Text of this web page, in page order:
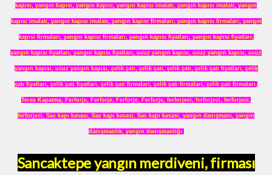
kapısı, yangın kapısı, yangın kapısı, yangın kapısı imalatı, yangın kapısı imalatı, yangın
kapısı imalatı, yangın kapısı imalatı, yangın kapısı firmaları, yangın kapısı firmaları, yangın
kapısı firmaları, yangın kapısı firmaları, yangın kapısı fiyatları, yangın kapısı fiyatları,
yangın kapısı fiyatları, yangın kapısı fiyatları, ucuz yangın kapısı, ucuz yangın kapısı, ucuz
yangın kapısı, ucuz yangın kapısı, çelik çatı, çelik çatı, çelik çatı, çelik çatı fiyatları, çelik
çatı fiyatları, çelik çatı fiyatları, çelik çatı firmaları, çelik çatı firmaları, çelik çatı firmaları,
Teras Kapatma, Ferforje, Ferforje, Ferforje, Ferforje, ferforjeci, ferforjeci, ferforjeci,
ferforjeci, Sac kapı kasası, Sac kapı kasası, Sac kapı kasası, yangın danışmanı, yangın
danışmanlık, yangın danışmanlığı.
Sancaktepe yangın merdiveni, firması